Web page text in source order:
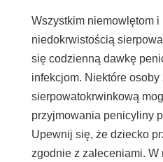
Wszystkim niemowlętom i
niedokrwistością
się codzienną dawkę
infekcjom. Niektóre
sierpowatokrwinkową
przyjmowania penicyliny
Upewnij się, że dziecko
zgodnie z zaleceniami. W